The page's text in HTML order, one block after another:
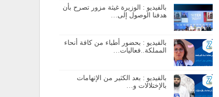
بالفيديو : الوزيرة غيثة مزور تصرح بأن
هدفنا الوصول إلى…
بالفيديو : بحضور أطباء من كافة أنحاء
المملكة..فعاليات…
بالفيديو : بعد الكثير من الإتهامات
بالإختلالات و…